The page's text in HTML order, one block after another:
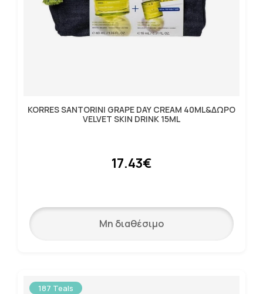
KORRES SANTORINI GRAPE DAY CREAM 40ML&ΔΩΡΟ
VELVET SKIN DRINK 15ML
17.43€
Μη διαθέσιμο
187 Teals